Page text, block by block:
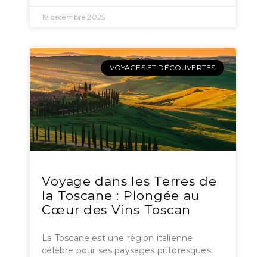
19 décembre 2025
VOYAGES ET DÉCOUVERTES
Voyage dans les Terres de
la Toscane : Plongée au
Cœur des Vins Toscan
La Toscane est une région italienne
célèbre pour ses paysages pittoresques,